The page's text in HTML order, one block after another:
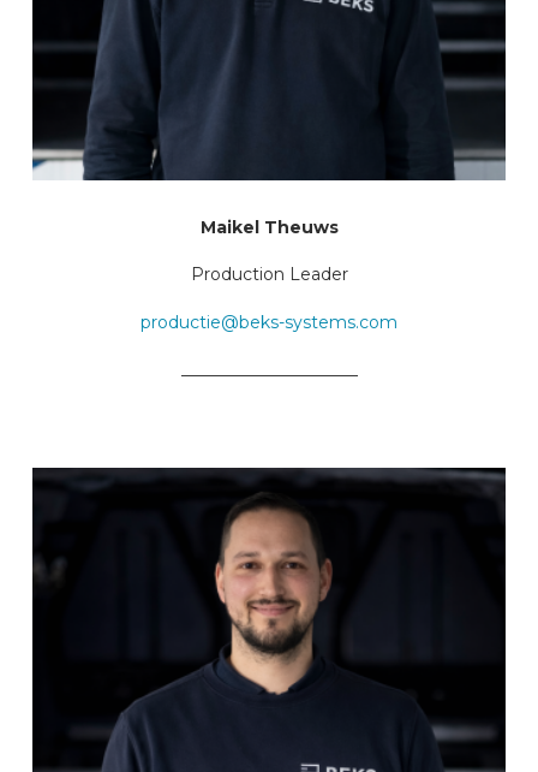
Maikel Theuws
Production Leader
productie@beks-systems.com